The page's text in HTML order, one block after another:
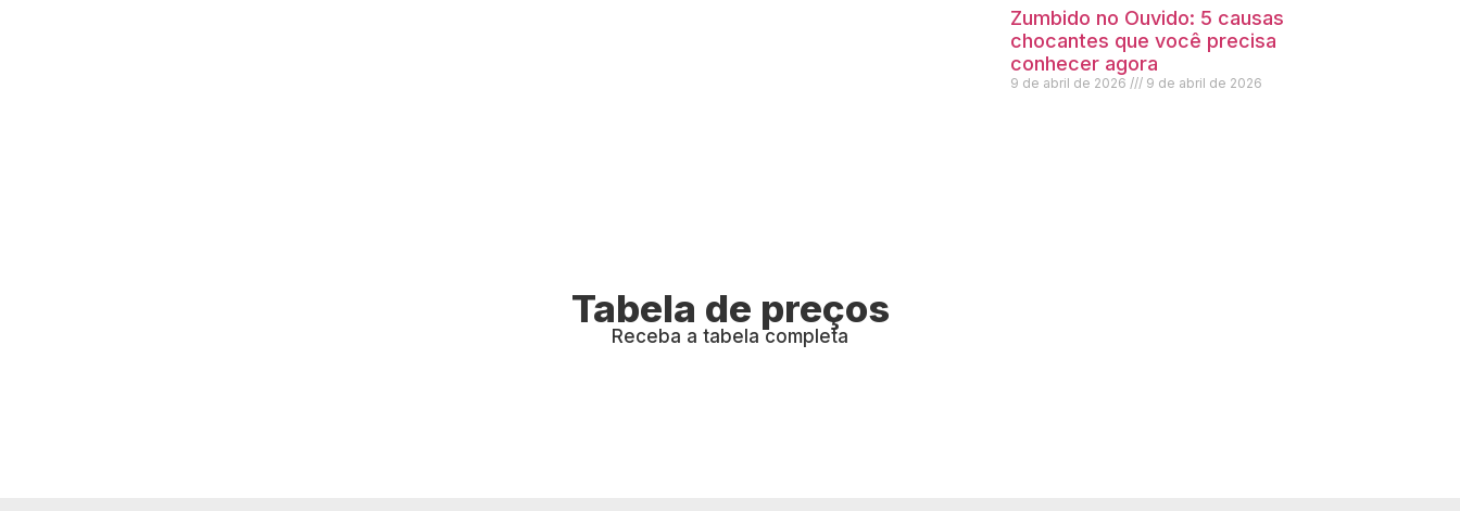
Zumbido no Ouvido: 5 causas
chocantes que você precisa
conhecer agora
9 de abril de 2026 9 de abril de 2026
Tabela de preços
Receba a tabela completa